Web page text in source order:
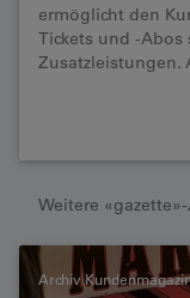
ermöglicht den
Tickets und -
Zusatzleistungen.
Weitere
Archiv